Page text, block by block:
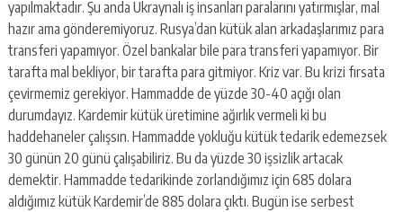
yapılmaktadır. Şu anda Ukraynalı iş insanları paralarını yatırmışlar, mal
hazır ama gönderemiyoruz. Rusya’dan kütük alan arkadaşlarımız para
transferi yapamıyor. Özel bankalar bile para transferi yapamıyor. Bir
tarafta mal bekliyor, bir tarafta para gitmiyor. Kriz var. Bu krizi fırsata
çevirmemiz gerekiyor. Hammadde de yüzde 30-40 açığı olan
durumdayız. Kardemir kütük üretimine ağırlık vermeli ki bu
haddehaneler çalışsın. Hammadde yokluğu kütük tedarik edemezsek
30 günün 20 günü çalışabiliriz. Bu da yüzde 30 işsizlik artacak
demektir. Hammadde tedarikinde zorlandığımız için 685 dolara
aldığımız kütük Kardemir’de 885 dolara çıktı. Bugün ise serbest